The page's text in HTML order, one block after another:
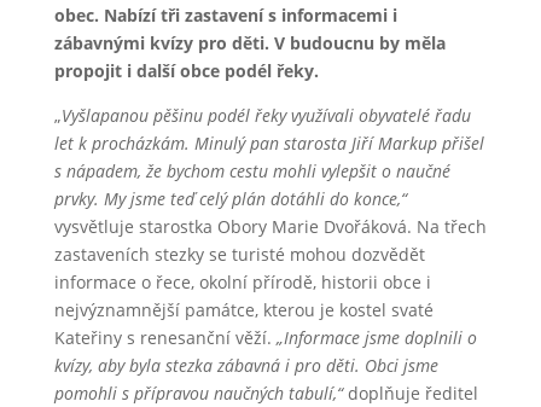
obec. Nabízí tři zastavení s informacemi i
zábavnými kvízy pro děti. V budoucnu by měla
propojit i další obce podél řeky.
„Vyšlapanou pěšinu podél řeky využívali obyvatelé řadu
let k procházkám. Minulý pan starosta Jiří Markup přišel
s nápadem, že bychom cestu mohli vylepšit o naučné
prvky. My jsme teď celý plán dotáhli do konce,“
vysvětluje starostka Obory Marie Dvořáková. Na třech
zastaveních stezky se turisté mohou dozvědět
informace o řece, okolní přírodě, historii obce i
nejvýznamnější památce, kterou je kostel svaté
Kateřiny s renesanční věží. „Informace jsme doplnili o
kvízy, aby byla stezka zábavná i pro děti. Obci jsme
pomohli s přípravou naučných tabulí,“doplňuje ředitel